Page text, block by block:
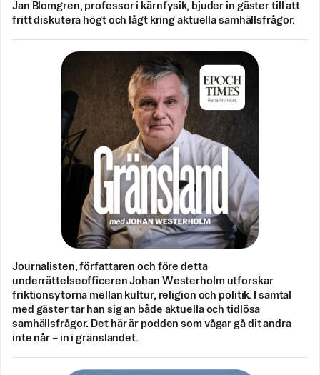
Jan Blomgren, professor i kärnfysik, bjuder in gäster till att
fritt diskutera högt och lågt kring aktuella samhällsfrågor.
Journalisten, författaren och före detta
underrättelseofficeren Johan Westerholm utforskar
friktionsytorna mellan kultur, religion och politik. I samtal
med gäster tar han sig an både aktuella och tidlösa
samhällsfrågor. Det här är podden som vågar gå dit andra
inte når – in i gränslandet.